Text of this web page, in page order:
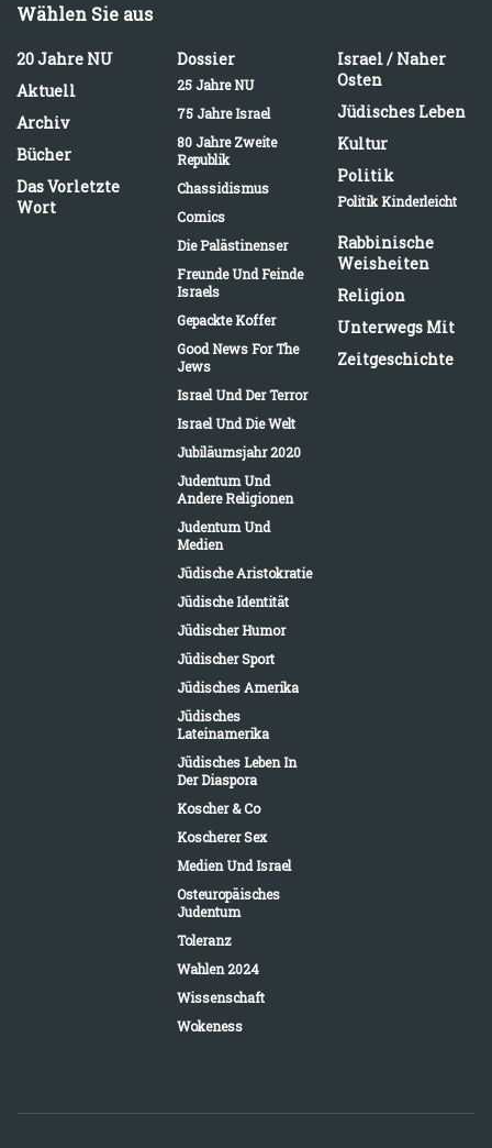
Wählen Sie aus
20 Jahre NU
Aktuell
Archiv
Bücher
Das Vorletzte
Wort
Dossier
25 Jahre NU
75 Jahre Israel
80 Jahre Zweite
Republik
Chassidismus
Comics
Die Palästinenser
Freunde Und Feinde
Israels
Gepackte Koffer
Good News For The
Jews
Israel Und Der Terror
Israel Und Die Welt
Jubiläumsjahr 2020
Judentum Und
Andere Religionen
Judentum Und
Medien
Jüdische Aristokratie
Jüdische Identität
Jüdischer Humor
Jüdischer Sport
Jüdisches Amerika
Jüdisches
Lateinamerika
Jüdisches Leben In
Der Diaspora
Koscher & Co
Koscherer Sex
Medien Und Israel
Osteuropäisches
Judentum
Toleranz
Wahlen 2024
Wissenschaft
Wokeness
Israel / Naher
Osten
Jüdisches Leben
Kultur
Politik
Politik Kinderleicht
Rabbinische
Weisheiten
Religion
Unterwegs Mit
Zeitgeschichte